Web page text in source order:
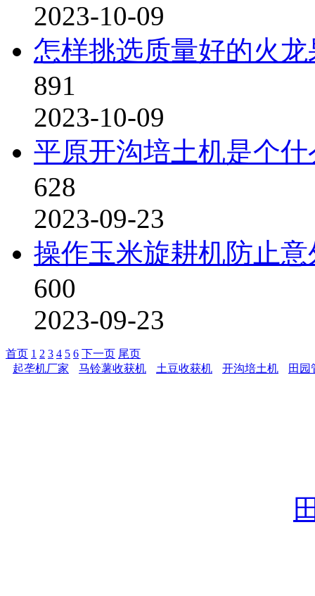
2023-10-09
怎样挑选质量好的火
891
2023-10-09
平原开沟培土机是个
628
2023-09-23
操作玉米旋耕机防止意
600
2023-09-23
首页 1 2 3 4 5 6 下一页 尾页
起垄机厂家
马铃薯收获机 土豆收获机 开沟培土机 田园